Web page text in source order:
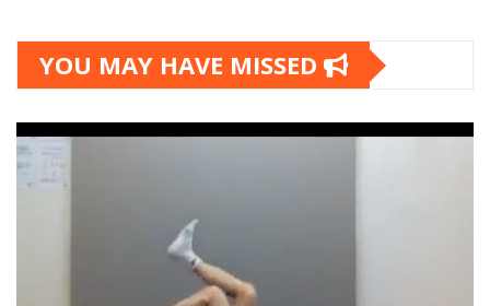
YOU MAY HAVE MISSED